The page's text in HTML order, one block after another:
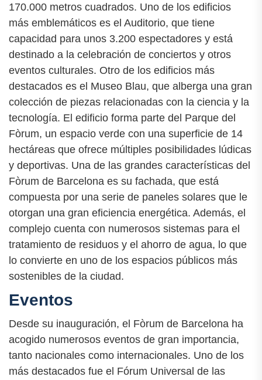
170.000 metros cuadrados. Uno de los edificios
más emblemáticos es el Auditorio, que tiene
capacidad para unos 3.200 espectadores y está
destinado a la celebración de conciertos y otros
eventos culturales. Otro de los edificios más
destacados es el Museo Blau, que alberga una gran
colección de piezas relacionadas con la ciencia y la
tecnología. El edificio forma parte del Parque del
Fòrum, un espacio verde con una superficie de 14
hectáreas que ofrece múltiples posibilidades lúdicas
y deportivas. Una de las grandes características del
Fòrum de Barcelona es su fachada, que está
compuesta por una serie de paneles solares que le
otorgan una gran eficiencia energética. Además, el
complejo cuenta con numerosos sistemas para el
tratamiento de residuos y el ahorro de agua, lo que
lo convierte en uno de los espacios públicos más
sostenibles de la ciudad.
Eventos
Desde su inauguración, el Fòrum de Barcelona ha
acogido numerosos eventos de gran importancia,
tanto nacionales como internacionales. Uno de los
más destacados fue el Fórum Universal de las